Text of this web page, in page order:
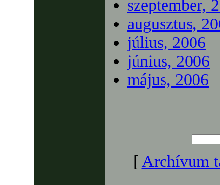
szeptember,
augusztus,
július, 2006
június, 2006
május, 2006
[ Archívum